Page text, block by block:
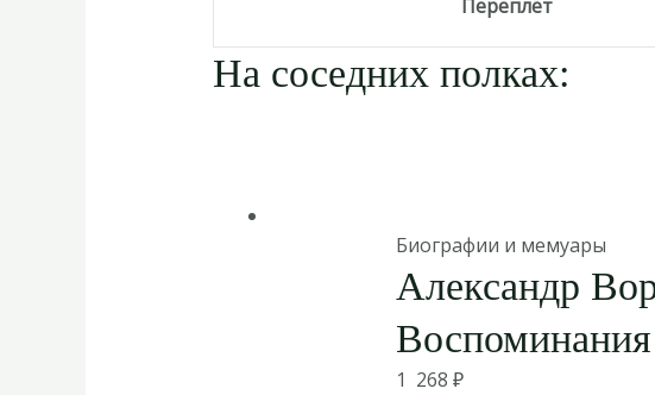
Переплёт
На соседних полках:
Биографии и мемуары
Александр
1 268₽